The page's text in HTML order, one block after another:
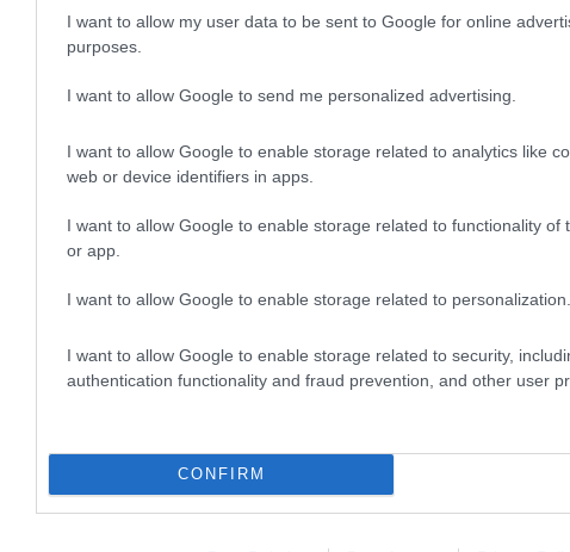
I want to allow my user data to be sent to Google for online
purposes.
I want to allow Google to send me personalized advertising.
I want to allow Google to enable storage related to analytics like
web or device identifiers in apps.
I want to allow Google to enable storage related to functionality of
or app.
I want to allow Google to enable storage related to personalization.
I want to allow Google to enable storage related to security,
authentication functionality and fraud prevention, and other user
CONFIRM
Bash.hu / vicces RSS-sek
Katonatörténetek blog
DJ Fm (Online netradio)
Napi rajz
Havaria Press
NAPTÁR
9
16